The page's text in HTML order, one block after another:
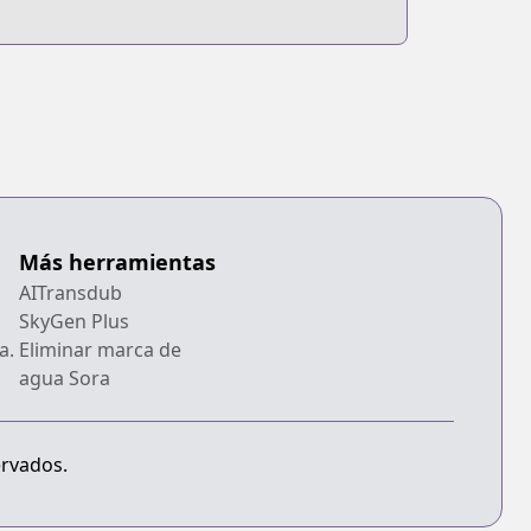
Más herramientas
AITransdub
SkyGen Plus
Eliminar marca de
agua Sora